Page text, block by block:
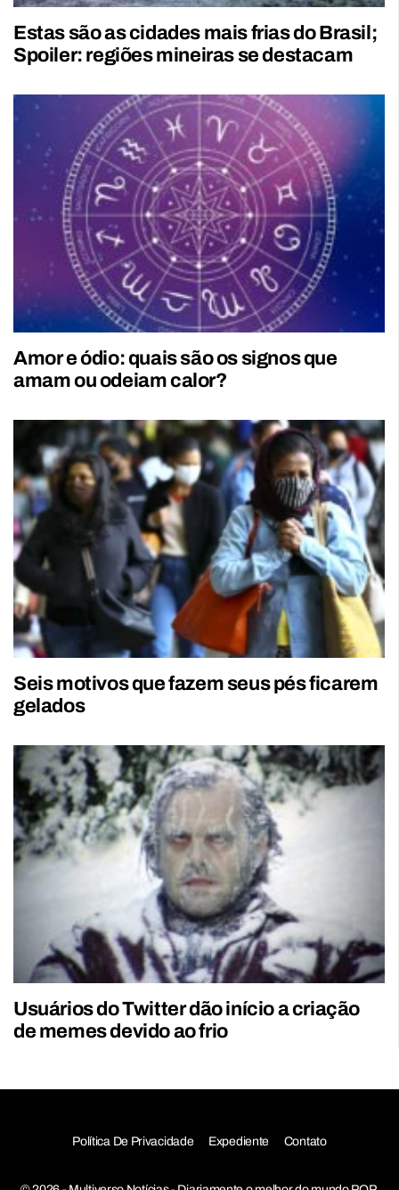
Estas são as cidades mais frias do Brasil;
Spoiler: regiões mineiras se destacam
Amor e ódio: quais são os signos que
amam ou odeiam calor?
Seis motivos que fazem seus pés ficarem
gelados
Usuários do Twitter dão início a criação
de memes devido ao frio
Política De Privacidade Expediente Contato